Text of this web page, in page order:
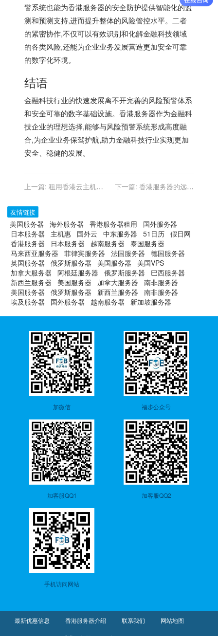
警系统也能为香港服务器的安全防护提供智能化的监
测和预测支持,进而提升整体的风险管控水平。二者
的紧密协作,不仅可以有效识别和化解金融科技领域
的各类风险,还能为企业业务发展营造更加安全可靠
的数字化环境。
结语
金融科技行业的快速发展离不开完善的风险预警体系
和安全可靠的数字基础设施。香港服务器作为金融科
技企业的理想选择,能够与风险预警系统形成高度融
合,为企业业务保驾护航,助力金融科技行业实现更加
安全、稳健的发展。
上一篇: 租用香港云主机是
下一篇: 香港服务器的远程
友情链接
美国服务器 海外服务器 香港服务器租用
国外服务器
日本服务器
主机惠 国外云 中东服务器 51日历 假日网
香港服务器
日本服务器 越南服务器
泰国服务器
马来西亚服务器
菲律宾服务器 法国服务器
德国服务器
英国服务器
俄罗斯服务器 美国服务器
美国VPS
加拿大服务器
阿根廷服务器 俄罗斯服务器
巴西服务器
新西兰服务器
美国服务器 加拿大服务器
南非服务器
美国服务器
俄罗斯服务器 新西兰服务器
南非服务器
埃及服务器
国外服务器 越南服务器 新加坡服务器
加微信 福步公众号
加客服QQ1 加客服QQ2
手机访问网站
最新优惠信息 香港服务器介绍 联系我们 网站地图